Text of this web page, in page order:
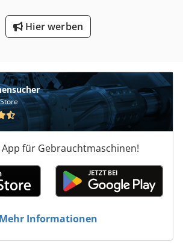
Hier werben
für Gebrauchtmaschinen!
Mehr Informationen